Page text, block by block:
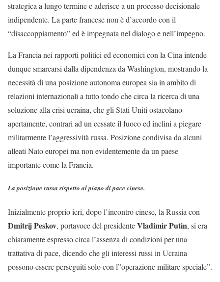
strategica a lungo termine e aderisce a un processo decisionale
indipendente. La parte francese non è d’accordo con il
“disaccoppiamento” ed è impegnata nel dialogo e nell’impegno.
La Francia nei rapporti politici ed economici con la Cina intende
dunque smarcarsi dalla dipendenza da Washington, mostrando la
necessità di una posizione autonoma europea sia in ambito di
relazioni internazionali a tutto tondo che circa la ricerca di una
soluzione alla crisi ucraina, che gli Stati Uniti ostacolano
apertamente, contrari ad un cessate il fuoco ed inclini a piegare
militarmente l’aggressività russa. Posizione condivisa da alcuni
alleati Nato europei ma non evidentemente da un paese
importante come la Francia.
La posizione russa rispetto al piano di pace cinese.
Inizialmente proprio ieri, dopo l’incontro cinese, la Russia con
Dmitrij Peskov, portavoce del presidenteVladimir Putin, si era
chiaramente espresso circa l’assenza di condizioni per una
trattativa di pace, dicendo che gli interessi russi in Ucraina
possono essere perseguiti solo con l”operazione militare speciale”.